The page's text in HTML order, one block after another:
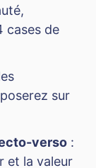
cases de
sur
verso :
et la valeur